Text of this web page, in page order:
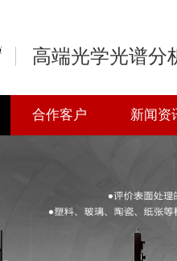
高端光学光谱分
合作客户 新闻资